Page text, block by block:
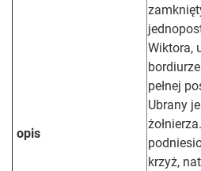
opis
Wiktora,
pełnej
Ubrany
krzyż,